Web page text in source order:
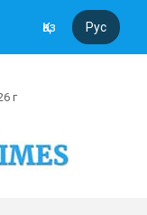
Қаз Рус
г